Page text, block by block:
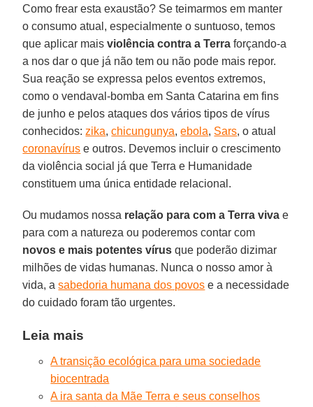
Como frear esta exaustão? Se teimarmos em manter
o consumo atual, especialmente o suntuoso, temos
que aplicar maisviolência contra a Terra forçando-a
a nos dar o que já não tem ou não pode mais repor.
Sua reação se expressa pelos eventos extremos,
como o vendaval-bomba em Santa Catarina em fins
de junho e pelos ataques dos vários tipos de vírus
conhecidos:zika,chicungunya,ebola, Sars, o atual
coronavírus e outros. Devemos incluir o crescimento
da violência social já que Terra e Humanidade
constituem uma única entidade relacional.
Ou mudamos nossa relação para com a Terra viva e
para com a natureza ou poderemos contar com
novos e mais potentes vírus que poderão dizimar
milhões de vidas humanas. Nunca o nosso amor à
vida, asabedoria humana dos povos e a necessidade
do cuidado foram tão urgentes.
Leia mais
A transição ecológica para uma sociedade
biocentrada
A ira santa da Mãe Terra e seus conselhos